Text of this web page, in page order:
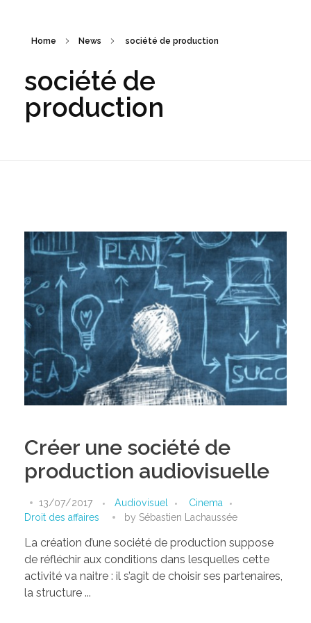
Home News société de production
société de
production
Créer une société de
production audiovisuelle
13/07/2017 Audiovisuel
Cinema
Droit des affaires
by Sébastien Lachaussée
La création d’une société de production suppose
de réfléchir aux conditions dans lesquelles cette
activité va naitre : il s’agit de choisir ses partenaires,
la structure ...